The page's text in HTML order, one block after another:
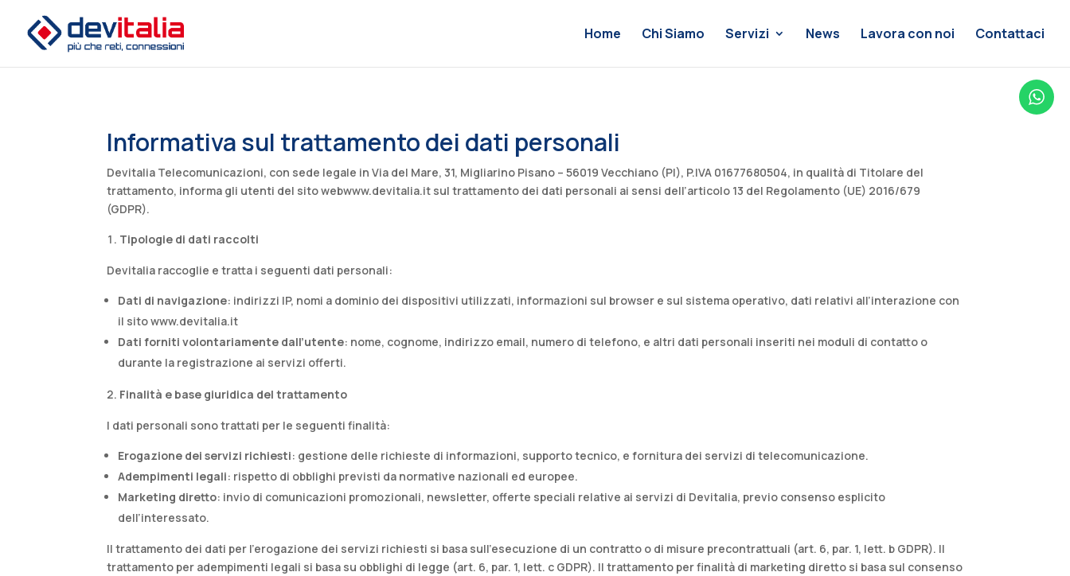
Home Chi Siamo Servizi News Lavora con noi Contattaci
Informativa sul trattamento dei dati personali
Devitalia Telecomunicazioni, con sede legale in Via del Mare, 31, Migliarino Pisano – 56019 Vecchiano (PI), P.IVA 01677680504, in qualità di Titolare del
trattamento, informa gli utenti del sito webwww.devitalia.it sul trattamento dei dati personali ai sensi dell’articolo 13 del Regolamento (UE) 2016/679
(GDPR).​
Tipologie di dati raccolti
Devitalia raccoglie e tratta i seguenti dati personali:​
Dati di navigazione: indirizzi IP, nomi a dominio dei dispositivi utilizzati, informazioni sul browser e sul sistema operativo, dati relativi all’interazione con
il sitowww.devitalia.it
Dati forniti volontariamente dall’utente: nome, cognome, indirizzo email, numero di telefono, e altri dati personali inseriti nei moduli di contatto o
durante la registrazione ai servizi offerti.​
Finalità e base giuridica del trattamento
I dati personali sono trattati per le seguenti finalità:
Erogazione dei servizi richiesti: gestione delle richieste di informazioni, supporto tecnico, e fornitura dei servizi di telecomunicazione.​
Adempimenti legali: rispetto di obblighi previsti da normative nazionali ed europee.​
Marketing diretto: invio di comunicazioni promozionali, newsletter, offerte speciali relative ai servizi di Devitalia, previo consenso esplicito
dell’interessato.
Il trattamento dei dati per l’erogazione dei servizi richiesti si basa sull’esecuzione di un contratto o di misure precontrattuali (art. 6, par. 1, lett. b GDPR). Il
trattamento per adempimenti legali si basa su obblighi di legge (art. 6, par. 1, lett. c GDPR). Il trattamento per finalità di marketing diretto si basa sul consenso